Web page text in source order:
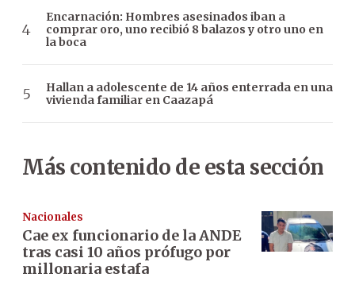
Encarnación: Hombres asesinados iban a
comprar oro, uno recibió 8 balazos y otro uno en
la boca
Hallan a adolescente de 14 años enterrada en una
vivienda familiar en Caazapá
Más contenido de esta sección
Nacionales
Cae ex funcionario de la ANDE
tras casi 10 años prófugo por
millonaria estafa